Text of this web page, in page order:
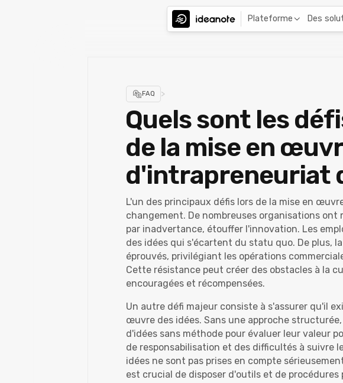
Plateforme Des
FAQ >
Quels sont les
de la mise en
d'intrapreneuriat
L'un des principaux défis lors de la mise en
changement. De nombreuses organisations
par inadvertance, étouffer l'innovation. Les
des idées qui s'écartent du statu quo. De plus,
éprouvés, privilégiant les opérations
Cette résistance peut créer des obstacles à la
encouragées et récompensées.
Un autre défi majeur consiste à s'assurer qu'il
œuvre des idées. Sans une approche
d'idées sans méthode pour évaluer leur valeur
de responsabilisation et des difficultés à suivre
idées ne sont pas prises en compte
est crucial de disposer d'outils et de